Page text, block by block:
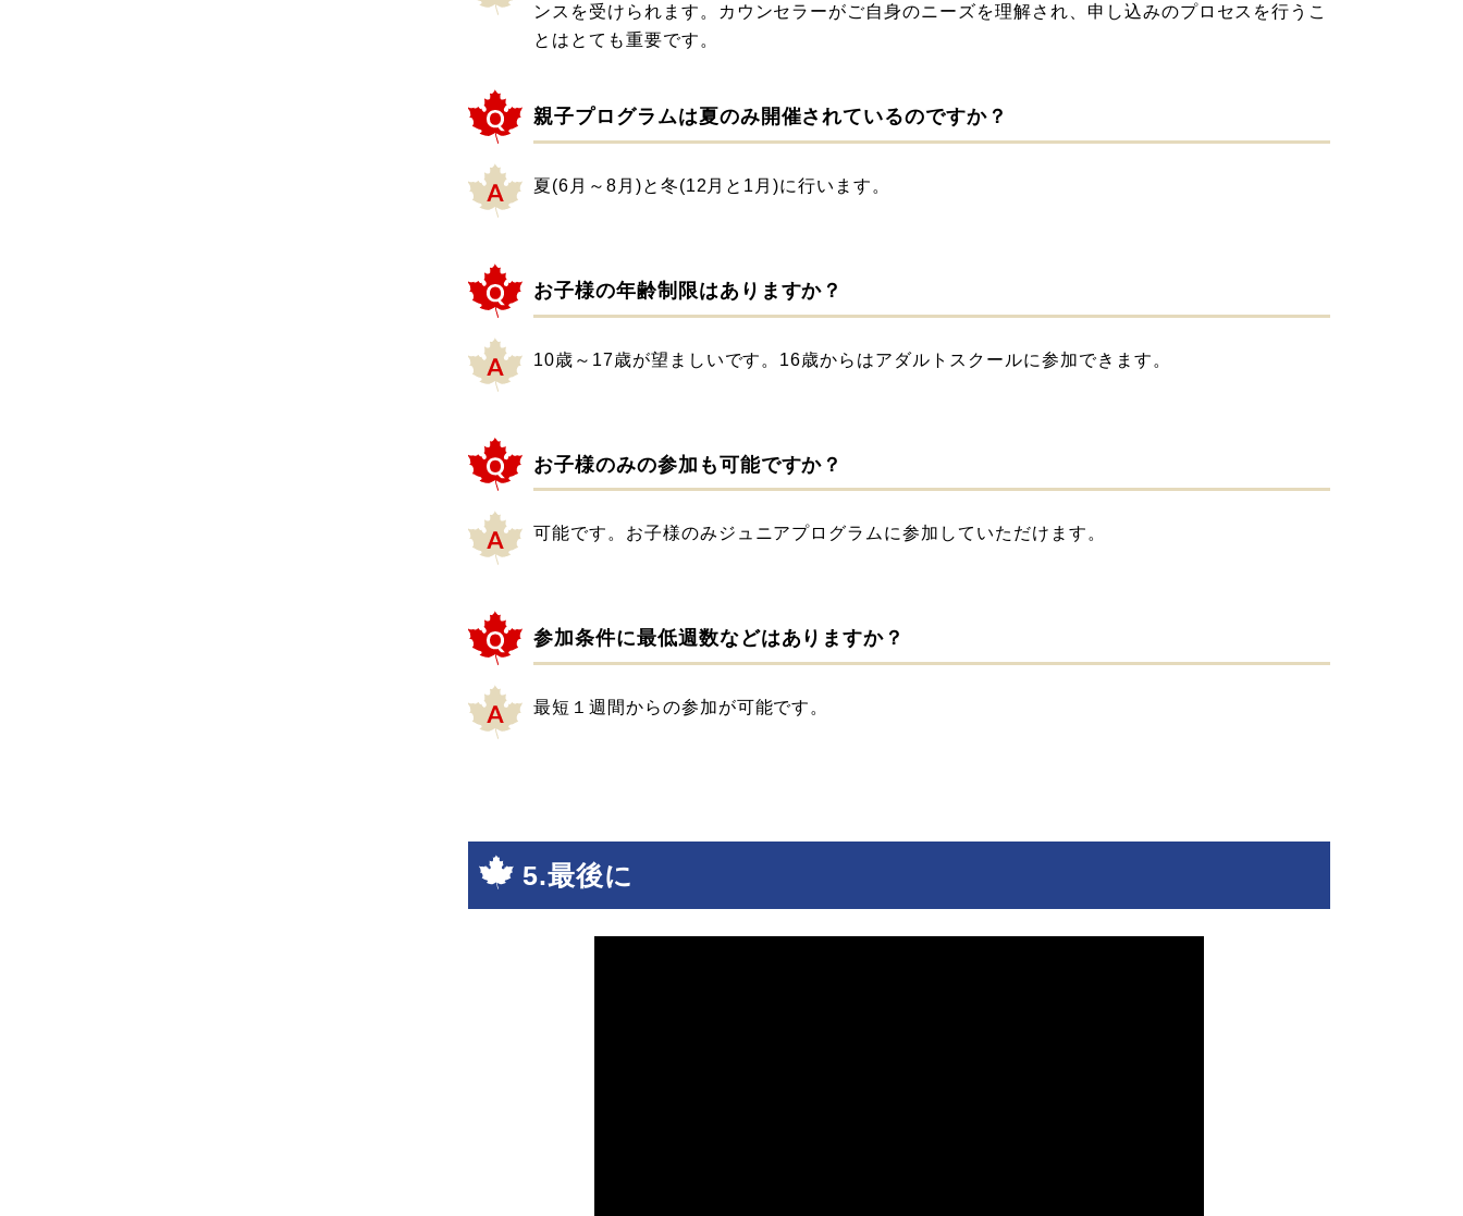
ンスを受けられます。カウンセラーがご自身のニーズを理解され、申し込みのプロセスを行うこ
とはとても重要です。
親子プログラムは夏のみ開催されているのですか？
夏(6月～8月)と冬(12月と1月)に行います。
お子様の年齢制限はありますか？
10歳～17歳が望ましいです。16歳からはアダルトスクールに参加できます。
お子様のみの参加も可能ですか？
可能です。お子様のみジュニアプログラムに参加していただけます。
参加条件に最低週数などはありますか？
最短１週間からの参加が可能です。
5.最後に